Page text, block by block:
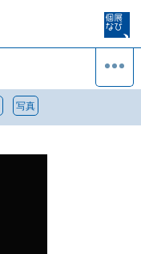
写真